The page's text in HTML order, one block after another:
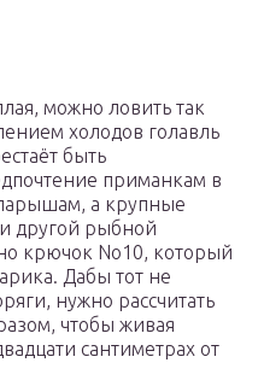
можно ловить так
холодов голавль
быть
приманкам в
а крупные
другой рыбной
крючок No10, который
Дабы тот не
нужно рассчитать
чтобы живая
сантиметрах от